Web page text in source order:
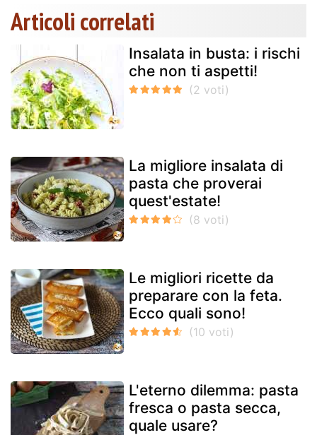
Articoli correlati
Insalata in busta: i rischi
che non ti aspetti!
La migliore insalata di
pasta che proverai
quest'estate!
Le migliori ricette da
preparare con la feta.
Ecco quali sono!
L'eterno dilemma: pasta
fresca o pasta secca,
quale usare?